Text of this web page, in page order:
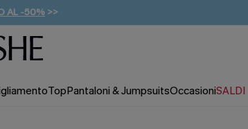
AL -50% >>
DA 49€
DI SCONTO*
TopPantaloni & JumpsuitsOccasioniSALDI